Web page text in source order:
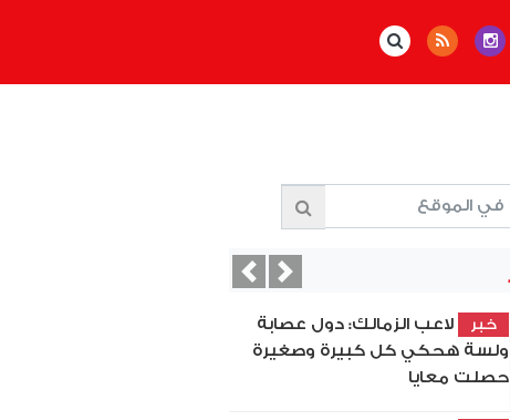
خبر
لاعب الزمالك: دول عصابة
ولسة هحكي كل كبيرة وصغيرة
حصلت معايا
PreviousNext